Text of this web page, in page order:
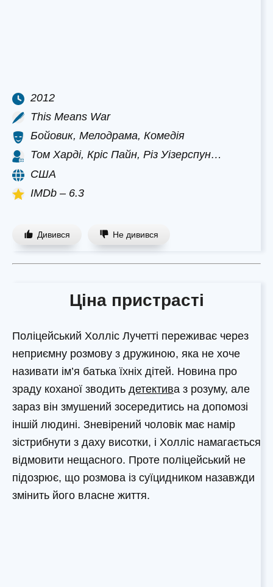
2012
This Means War
Бойовик, Мелодрама, Комедія
Том Харді, Кріс Пайн, Різ Уізерспун…
США
IMDb – 6.3
Дивився Не дивився
Ціна пристрасті
Поліцейський Холліс Лучетті переживає через
неприємну розмову з дружиною, яка не хоче
називати ім’я батька їхніх дітей. Новина про
зраду коханої зводить детектива з розуму, але
зараз він змушений зосередитись на допомозі
іншій людині. Зневірений чоловік має намір
зістрибнути з даху висотки, і Холліс намагається
відмовити нещасного. Проте поліцейський не
підозрює, що розмова із суїцидником назавжди
змінить його власне життя.